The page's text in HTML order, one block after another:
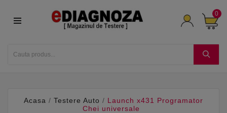
0
Acasa Testere Auto
Launch x431 Programator
Chei universale